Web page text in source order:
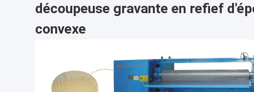
découpeuse gravante en refief
convexe